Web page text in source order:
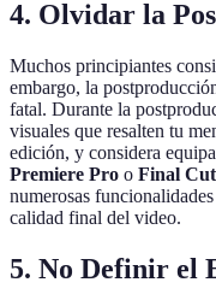
4. Olvidar la
Muchos principiantes
embargo, la
fatal. Durante la
visuales que resalten tu
edición, y considera
Premiere Pro o Final
numerosas
calidad final del video.
5. No Definir el